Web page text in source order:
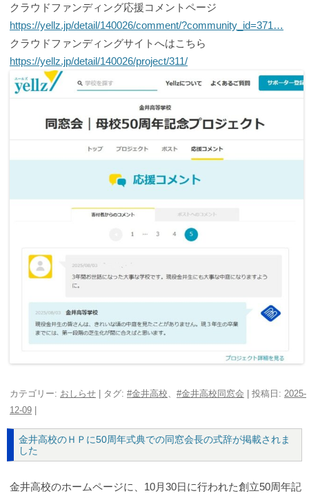
クラウドファンディング応援コメントページ
https://yellz.jp/detail/140026/comment/?community_id=371…
クラウドファンディングサイトへはこちら
https://yellz.jp/detail/140026/project/311/
カテゴリー: おしらせ | タグ: #金井高校、 #金井高校同窓会 | 投稿日: 2025-
12-09
金井高校のＨＰに50周年式典での同窓会長の式辞が掲載されま
した
金井高校のホームページに、10月30日に行われた創立50周年記